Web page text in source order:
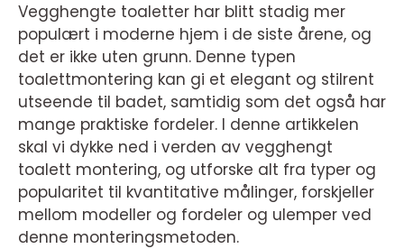
Vegghengte toaletter har blitt stadig mer
populært i moderne hjem i de siste årene, og
det er ikke uten grunn. Denne typen
toalettmontering kan gi et elegant og stilrent
utseende til badet, samtidig som det også har
mange praktiske fordeler. I denne artikkelen
skal vi dykke ned i verden av vegghengt
toalett montering, og utforske alt fra typer og
popularitet til kvantitative målinger, forskjeller
mellom modeller og fordeler og ulemper ved
denne monteringsmetoden.